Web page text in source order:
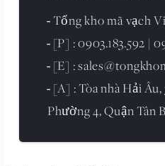
- Tổng kho mã vạch
- [P] : 0903.183.592 |
- [E] :
- [A] : Tòa nhà Hải
Phường 4, Quận Tân